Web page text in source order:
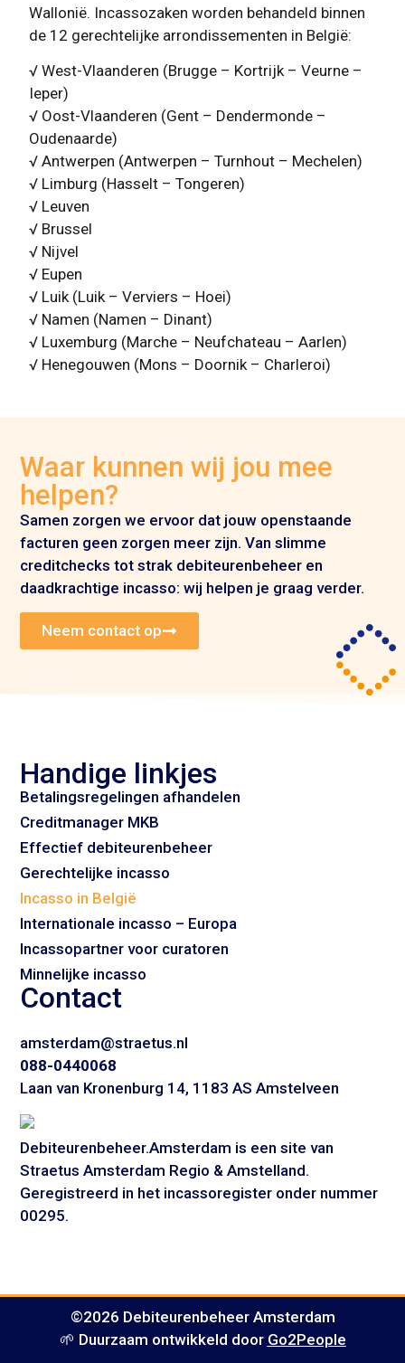
Wallonië. Incassozaken worden behandeld binnen
de 12 gerechtelijke arrondissementen in België:
√ West-Vlaanderen (Brugge – Kortrijk – Veurne –
Ieper)
√ Oost-Vlaanderen (Gent – Dendermonde –
Oudenaarde)
√ Antwerpen (Antwerpen – Turnhout – Mechelen)
√ Limburg (Hasselt – Tongeren)
√ Leuven
√ Brussel
√ Nijvel
√ Eupen
√ Luik (Luik – Verviers – Hoei)
√ Namen (Namen – Dinant)
√ Luxemburg (Marche – Neufchateau – Aarlen)
√ Henegouwen (Mons – Doornik – Charleroi)
Waar kunnen wij jou mee
helpen?
Samen zorgen we ervoor dat jouw openstaande
facturen geen zorgen meer zijn. Van slimme
creditchecks tot strak debiteurenbeheer en
daadkrachtige incasso: wij helpen je graag verder.
Neem contact op
Debiteurenbeheer.Amsterdam is een site van
Straetus Amsterdam Regio & Amstelland.
Geregistreerd in het incassoregister onder nummer
00295.
Contact
amsterdam@straetus.nl
088-0440068
Laan van Kronenburg 14, 1183 AS Amstelveen
Handige linkjes
Betalingsregelingen afhandelen
Creditmanager MKB
Effectief debiteurenbeheer
Gerechtelijke incasso
Incasso in België
Internationale incasso – Europa
Incassopartner voor curatoren
Minnelijke incasso
©2026 Debiteurenbeheer Amsterdam
🌱 Duurzaam ontwikkeld door Go2People